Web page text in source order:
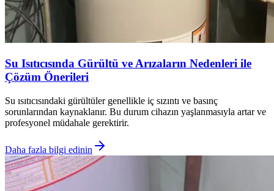
Su Isıtıcısında Gürültü ve Arızaların Nedenleri ile
Çözüm Önerileri
Su ısıtıcısındaki gürültüler genellikle iç sızıntı ve basınç
sorunlarından kaynaklanır. Bu durum cihazın yaşlanmasıyla artar ve
profesyonel müdahale gerektirir.
Daha fazla bilgi edinin